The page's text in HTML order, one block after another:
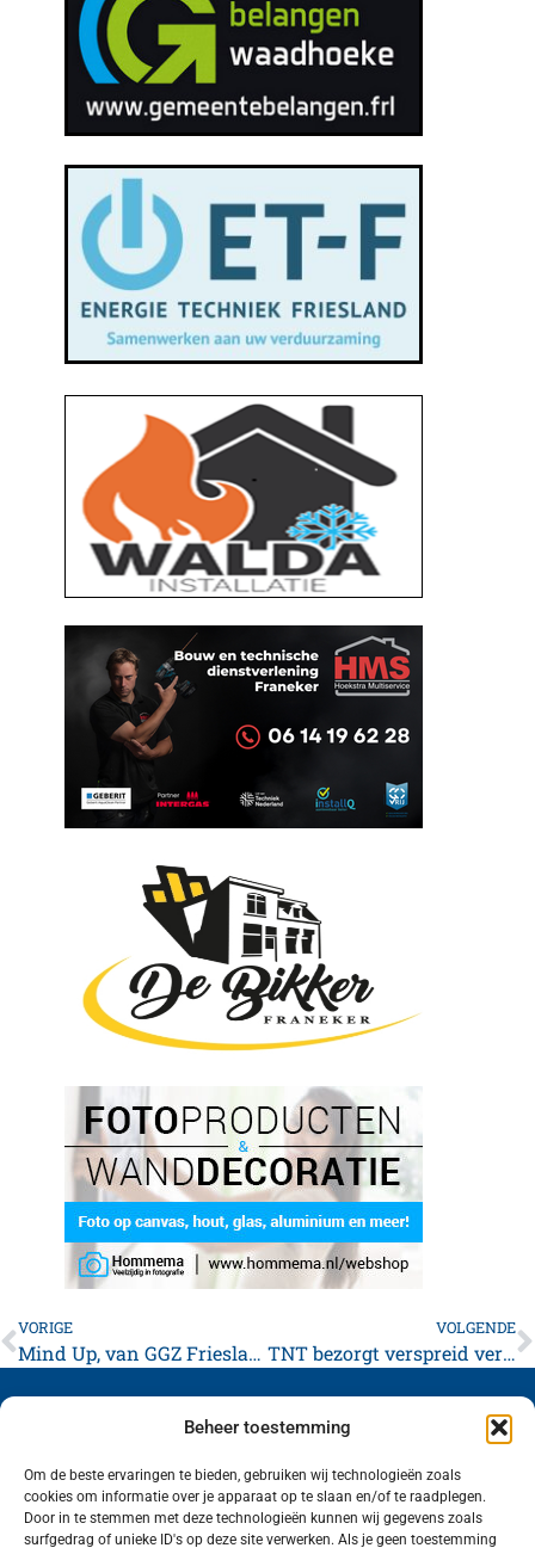
Beheer toestemming
Om de beste ervaringen te bieden, gebruiken wij technologieën zoals
cookies om informatie over je apparaat op te slaan en/of te raadplegen.
Door in te stemmen met deze technologieën kunnen wij gegevens zoals
surfgedrag of unieke ID's op deze site verwerken. Als je geen toestemming
VORIGE
Mind Up, van GGZ Friesland zoekt vrijwilligers
VOLGENDE
TNT bezorgt verspreid verkeerde kandidatenlijst
Volg ons (hierboven) op social media!